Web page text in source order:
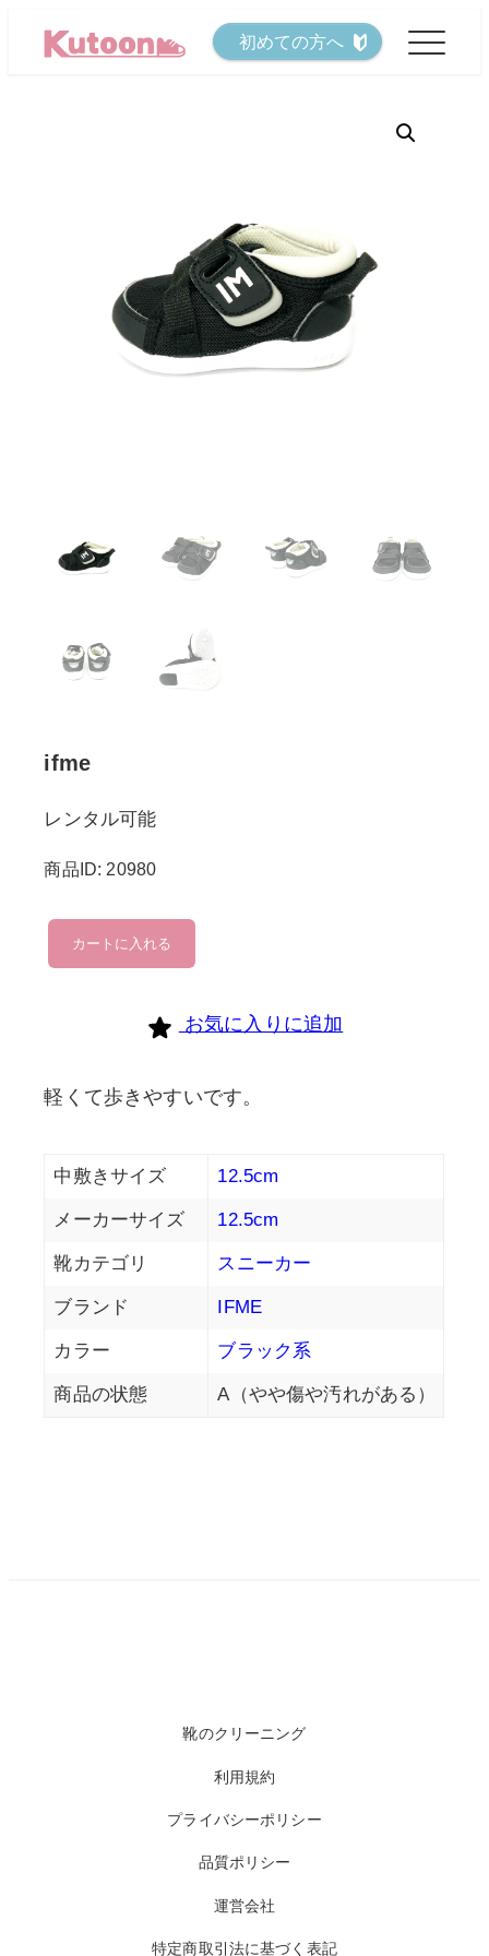
初めての方へ
ifme
レンタル可能
商品ID: 20980
ifme
個
カートに入れる
お気に入りに追加
軽くて歩きやすいです。
中敷きサイズ 12.5cm
メーカーサイズ 12.5cm
靴カテゴリ スニーカー
ブランド IFME
カラー ブラック系
商品の状態 A（やや傷や汚れがある）
靴のクリーニング
利用規約
プライバシーポリシー
品質ポリシー
運営会社
特定商取引法に基づく表記